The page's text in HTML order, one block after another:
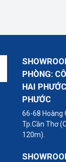
PHÒNG:
HAI
PHƯỚC
66-68 Hoàng
Tp.Cần Thơ
120m).